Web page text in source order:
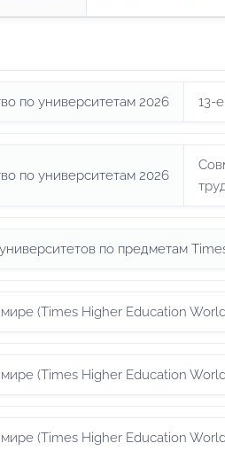
по университетам 2026 13-
по университетам 2026
по предметам
мире (Times Higher Education
мире (Times Higher Education
мире (Times Higher Education